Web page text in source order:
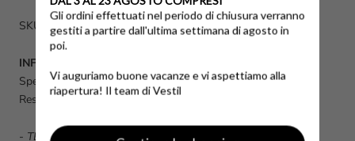
SKU: B9Z0036Z52B-S
INFO UTILI
Spese di spedizione calcolate al momento dell'acquisto.
Reso disponibile fino a 14 giorni dalla data di consegna.
- TERMINI E CONDIZIONI GENERALI DI VENDITA
Gli ordini effettuati nel periodo di chiusura verranno
gestiti a partire dall'ultima settimana di agosto in
poi.
Vi auguriamo buone vacanze e vi aspettiamo alla
riapertura! Il team di Vestil